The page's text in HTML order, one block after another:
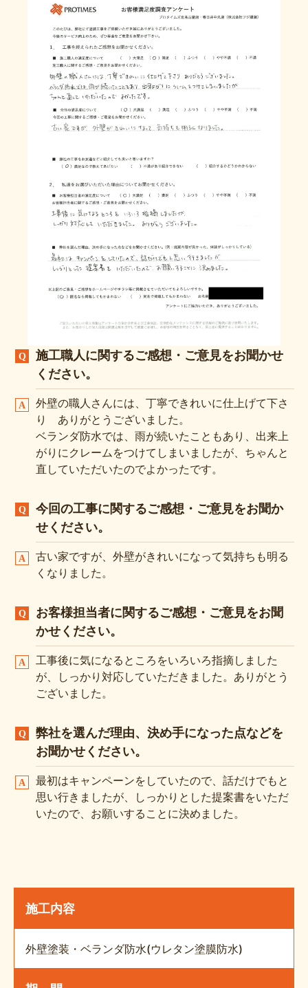
施工職人に関するご感想・ご意見をお聞かせ
ください。
外壁の職人さんには、丁寧できれいに仕上げて下さ
り ありがとうございました。
ベランダ防水では、雨が続いたこともあり、出来上
がりにクレームをつけてしまいましたが、ちゃんと
直していただいたのでよかったです。
今回の工事に関するご感想・ご意見をお聞か
せください。
古い家ですが、外壁がきれいになって気持ちも明る
くなりました。
お客様担当者に関するご感想・ご意見をお聞
かせください。
工事後に気になるところをいろいろ指摘しました
が、しっかり対応していただきました。ありがとう
ございました。
弊社を選んだ理由、決め手になった点などを
お聞かせください。
最初はキャンペーンをしていたので、話だけでもと
思い行きましたが、しっかりとした提案書をいただ
いたので、お願いすることに決めました。
施工内容
外壁塗装・ベランダ防水(ウレタン塗膜防水)